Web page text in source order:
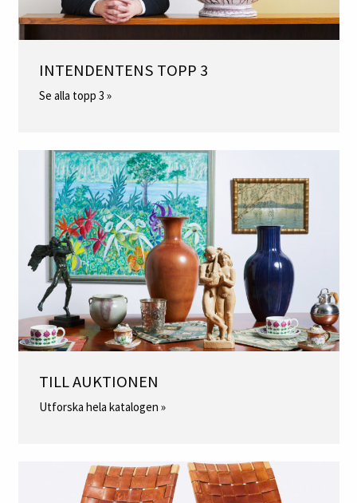
INTENDENTENS TOPP 3
Se alla topp 3 »
TILL AUKTIONEN
Utforska hela katalogen »